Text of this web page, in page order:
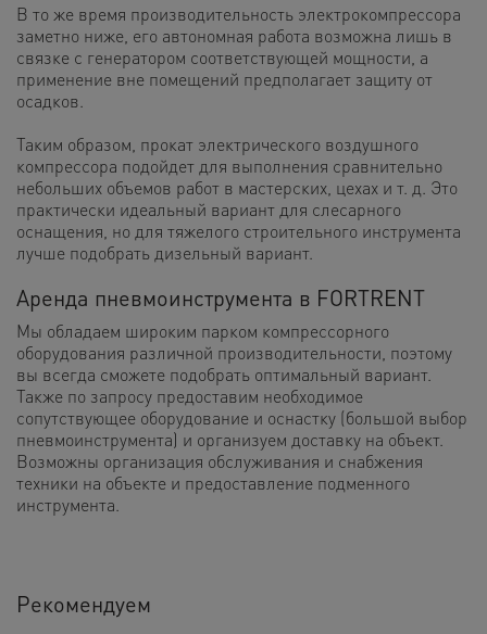
В то же время производительность электрокомпрессора
заметно ниже, его автономная работа возможна лишь в
связке с генератором соответствующей мощности, а
применение вне помещений предполагает защиту от
осадков.
Таким образом, прокат электрического воздушного
компрессора подойдет для выполнения сравнительно
небольших объемов работ в мастерских, цехах и т. д. Это
практически идеальный вариант для слесарного
оснащения, но для тяжелого строительного инструмента
лучше подобрать дизельный вариант.
Аренда пневмоинструмента в FORTRENT
Мы обладаем широким парком компрессорного
оборудования различной производительности, поэтому
вы всегда сможете подобрать оптимальный вариант.
Также по запросу предоставим необходимое
сопутствующее оборудование и оснастку (большой выбор
пневмоинструмента) и организуем доставку на объект.
Возможны организация обслуживания и снабжения
техники на объекте и предоставление подменного
инструмента.
Рекомендуем